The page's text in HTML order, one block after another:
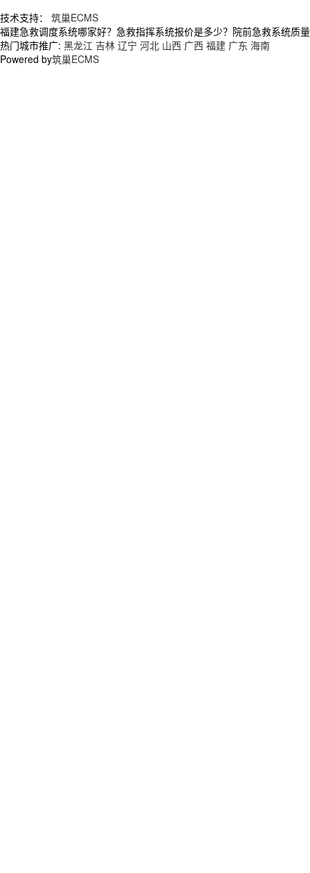
技术支持： 筑巢ECMS
福建急救调度系统哪家好？急救指挥系统报价是多少？院前急救系统
热门城市推广: 黑龙江 吉林 辽宁 河北 山西 广西 福建 广东 海南
Powered by筑巢ECMS